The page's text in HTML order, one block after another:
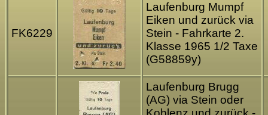
FK6229
Laufenburg Mumpf
Eiken und zurück via
Stein - Fahrkarte 2.
Klasse 1965 1/2 Taxe
(G58859y)
Laufenburg Brugg
(AG) via Stein oder